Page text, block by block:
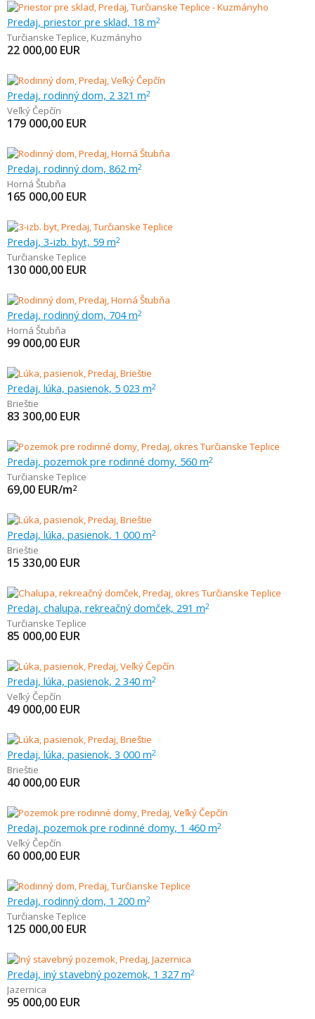
Predaj, priestor pre sklad, 18 m2
Turčianske Teplice, Kuzmányho
22 000,00 EUR
Predaj, rodinný dom, 2 321 m2
Veľký Čepčín
179 000,00 EUR
Predaj, rodinný dom, 862 m2
Horná Štubňa
165 000,00 EUR
Predaj, 3-izb. byt, 59 m2
Turčianske Teplice
130 000,00 EUR
Predaj, rodinný dom, 704 m2
Horná Štubňa
99 000,00 EUR
Predaj, lúka, pasienok, 5 023 m2
Brieštie
83 300,00 EUR
Predaj, pozemok pre rodinné domy, 560 m2
Turčianske Teplice
69,00 EUR/m2
Predaj, lúka, pasienok, 1 000 m2
Brieštie
15 330,00 EUR
Predaj, chalupa, rekreačný domček, 291 m2
Turčianske Teplice
85 000,00 EUR
Predaj, lúka, pasienok, 2 340 m2
Veľký Čepčín
49 000,00 EUR
Predaj, lúka, pasienok, 3 000 m2
Brieštie
40 000,00 EUR
Predaj, pozemok pre rodinné domy, 1 460 m2
Veľký Čepčín
60 000,00 EUR
Predaj, rodinný dom, 1 200 m2
Turčianske Teplice
125 000,00 EUR
Predaj, iný stavebný pozemok, 1 327 m2
Jazernica
95 000,00 EUR